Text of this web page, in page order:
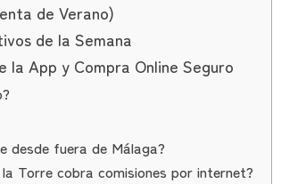
de Verano)
de la Semana
la App y Compra Online Seguro
desde fuera de Málaga?
Torre cobra comisiones por internet?